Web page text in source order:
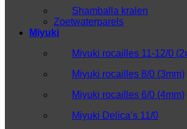
Shamballa kralen
Zoetwaterparels
Miyuki
Miyuki rocailles 11-12/0
Miyuki rocailles 8/0 (3mm)
Miyuki rocailles 6/0 (4mm)
Miyuki Delica’s 11/0